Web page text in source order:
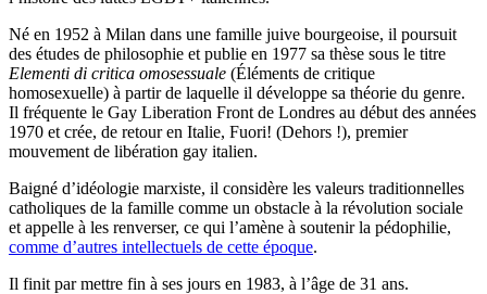
Né en 1952 à Milan dans une famille juive bourgeoise, il poursuit
des études de philosophie et publie en 1977 sa thèse sous le titre
Elementi di critica omosessuale (Éléments de critique
homosexuelle) à partir de laquelle il développe sa théorie du genre.
Il fréquente le Gay Liberation Front de Londres au début des années
1970 et crée, de retour en Italie, Fuori! (Dehors !), premier
mouvement de libération gay italien.
Baigné d’idéologie marxiste, il considère les valeurs traditionnelles
catholiques de la famille comme un obstacle à la révolution sociale
et appelle à les renverser, ce qui l’amène à soutenir la pédophilie,
comme d’autres intellectuels de cette époque.
Il finit par mettre fin à ses jours en 1983, à l’âge de 31 ans.